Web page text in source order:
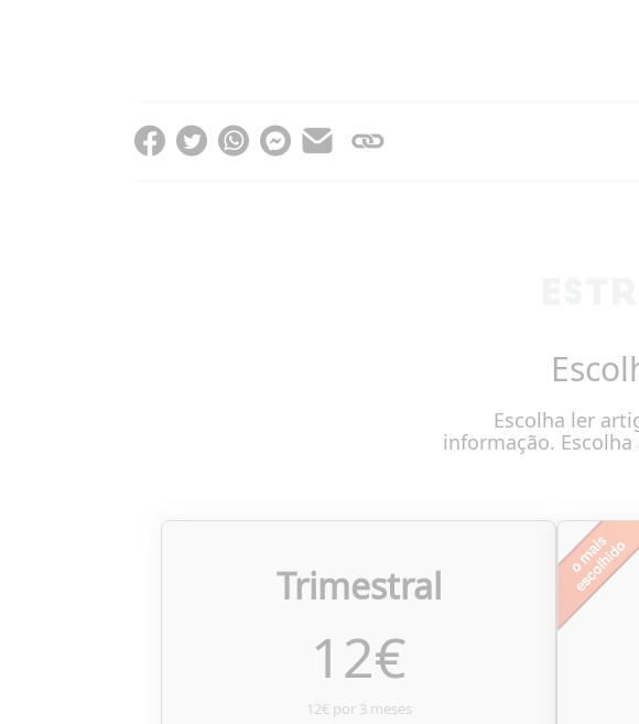
Escolha ler
informação.
Trimestral
12€
12€ por 3 meses